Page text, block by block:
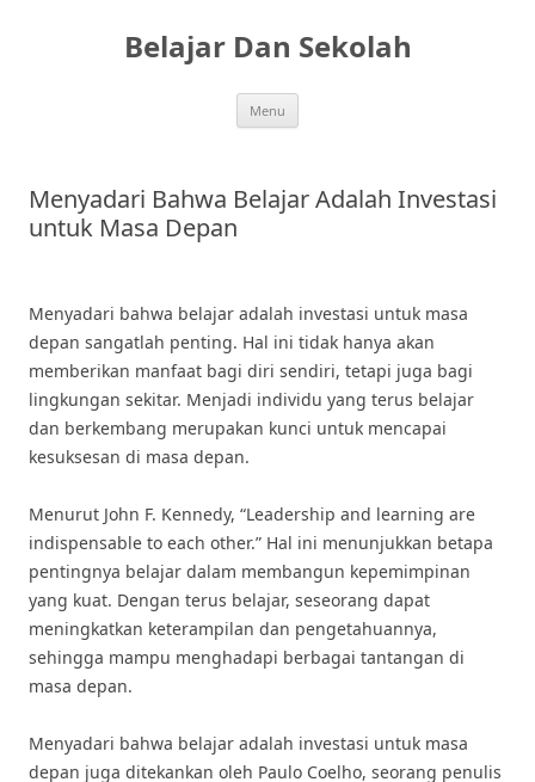
Belajar Dan Sekolah
Menu
Menyadari Bahwa Belajar Adalah Investasi
untuk Masa Depan
Menyadari bahwa belajar adalah investasi untuk masa
depan sangatlah penting. Hal ini tidak hanya akan
memberikan manfaat bagi diri sendiri, tetapi juga bagi
lingkungan sekitar. Menjadi individu yang terus belajar
dan berkembang merupakan kunci untuk mencapai
kesuksesan di masa depan.
Menurut John F. Kennedy, “Leadership and learning are
indispensable to each other.” Hal ini menunjukkan betapa
pentingnya belajar dalam membangun kepemimpinan
yang kuat. Dengan terus belajar, seseorang dapat
meningkatkan keterampilan dan pengetahuannya,
sehingga mampu menghadapi berbagai tantangan di
masa depan.
Menyadari bahwa belajar adalah investasi untuk masa
depan juga ditekankan oleh Paulo Coelho, seorang penulis